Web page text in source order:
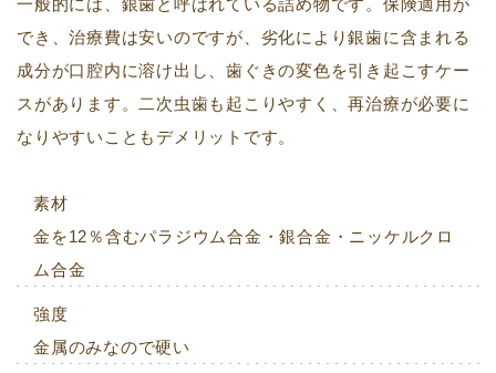
一般的には、銀歯と呼ばれている詰め物です。保険適用が
でき、治療費は安いのですが、劣化により銀歯に含まれる
成分が口腔内に溶け出し、歯ぐきの変色を引き起こすケー
スがあります。二次虫歯も起こりやすく、再治療が必要に
なりやすいこともデメリットです。
素材
金を12％含むパラジウム合金・銀合金・ニッケルクロ
ム合金
強度
金属のみなので硬い